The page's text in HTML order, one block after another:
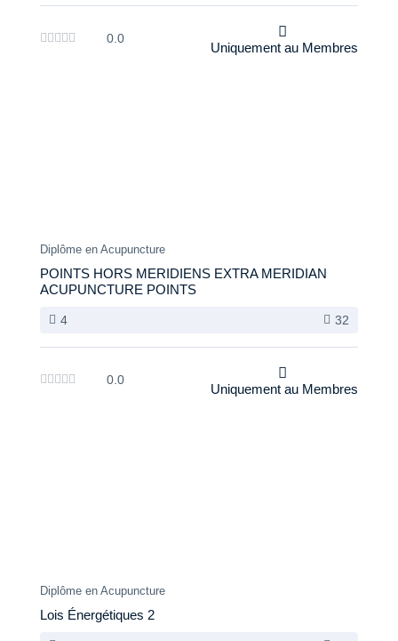
0.0
Uniquement au Membres
Diplôme en Acupuncture
POINTS HORS MERIDIENS EXTRA MERIDIAN
ACUPUNCTURE POINTS
4 32
0.0
Uniquement au Membres
Diplôme en Acupuncture
Lois Énergétiques 2